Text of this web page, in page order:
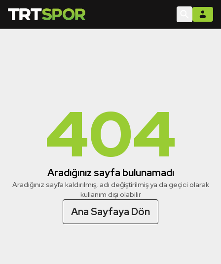
404
Aradığınız sayfa bulunamadı
Aradığınız sayfa kaldırılmış, adı değiştirilmiş ya da geçici olarak
kullanım dışı olabilir
Ana Sayfaya Dön